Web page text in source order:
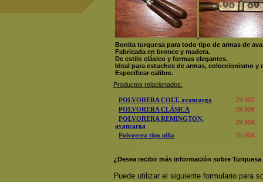
Bonita turquesa para todo tipo de armas de
Fabricada en bronce y madera.
De estilo clásico y formas elegantes.
Ideal para estuches de armas, coleccionismo y
Especificar calibre.
Productos relacionados:
POLVORERA COLT, avancarga
29.90€
POLVORERA CLÁSICA
39.90€
POLVORERA REMINGTON,
avancarga
29.90€
Polvorera tipo piña
25.90€
¿Desea recibir más información sobre
Puede utilizar el siguiente formulario para